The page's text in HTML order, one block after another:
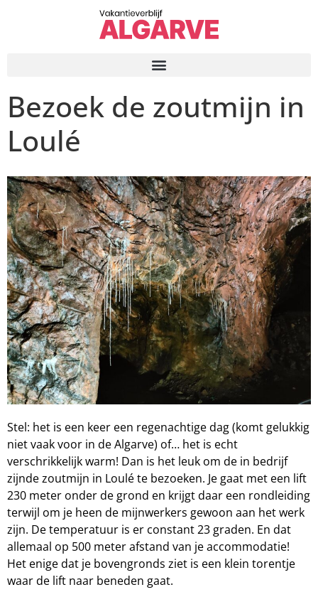
Bezoek de zoutmijn in
Loulé
Stel: het is een keer een regenachtige dag (komt gelukkig
niet vaak voor in de Algarve) of… het is echt
verschrikkelijk warm! Dan is het leuk om de in bedrijf
zijnde zoutmijn in Loulé te bezoeken. Je gaat met een lift
230 meter onder de grond en krijgt daar een rondleiding
terwijl om je heen de mijnwerkers gewoon aan het werk
zijn. De temperatuur is er constant 23 graden. En dat
allemaal op 500 meter afstand van je accommodatie!
Het enige dat je bovengronds ziet is een klein torentje
waar de lift naar beneden gaat.